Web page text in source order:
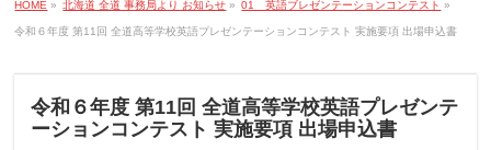
HOME » 北海道 全道 事務局より お知らせ » 01 英語ブレゼンテーションコンテスト »
令和６年度 第11回 全道高等学校英語プレゼンテーションコンテスト 実施要項 出場申込書
令和６年度 第11回 全道高等学校英語プレゼンテ
ーションコンテスト 実施要項 出場申込書